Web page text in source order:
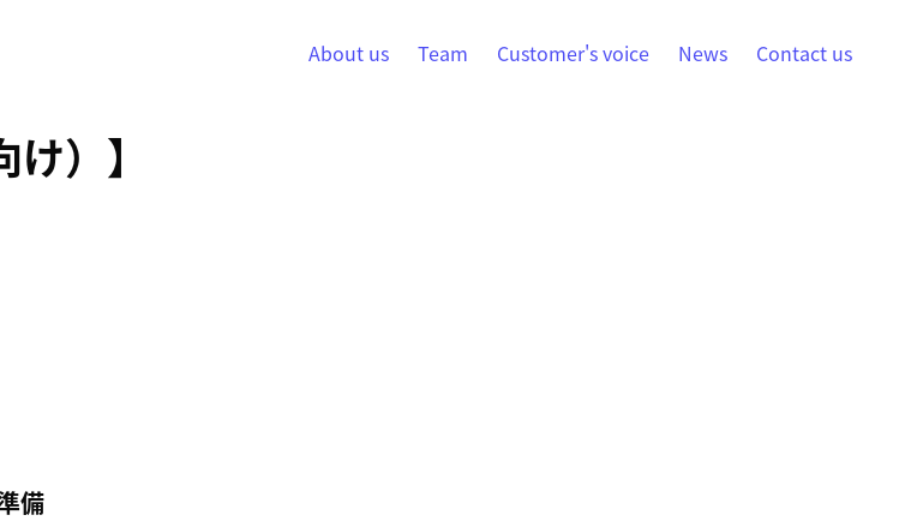
About us Team Customer's voice News Contact us
）】
備